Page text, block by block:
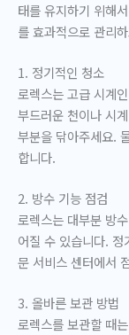
태를 유지하기 위해
를 효과적으로 관리
1. 정기적인 청소
로렉스는 고급 시계
부드러운 천이나 시
부분을 닦아주세요.
합니다.
2. 방수 기능 점검
로렉스는 대부분 방
어질 수 있습니다.
문 서비스 센터에서
3. 올바른 보관 방법
로렉스를 보관할 때